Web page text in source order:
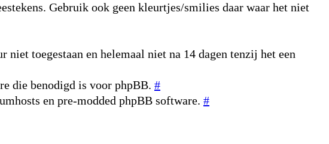
Gebruik ook geen kleurtjes/smilies daar waar het niet
toegestaan en helemaal niet na 14 dagen tenzij het een
die benodigd is voor phpBB. #
en pre-modded phpBB software. #